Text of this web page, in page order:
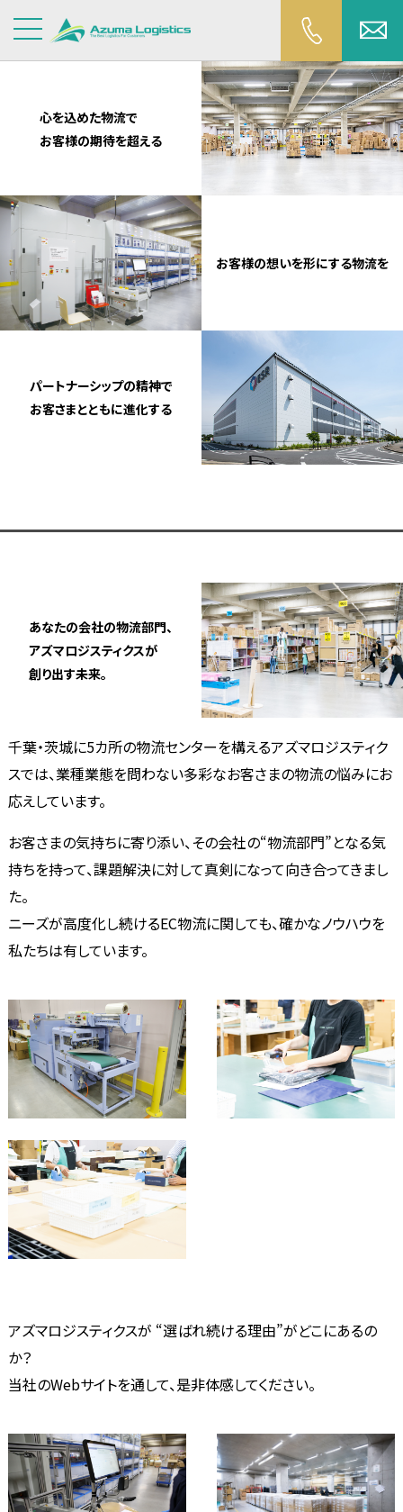
心を込めた物流で
お客様の期待を超える
お客様の想いを形にする物流を
パートナーシップの精神で
お客さまとともに進化する
あなたの会社の物流部門、
アズマロジスティクスが
創り出す未来。
千葉・茨城に5カ所の物流センターを構えるアズマロジスティク
スでは、業種業態を問わない多彩なお客さまの物流の悩みにお
応えしています。
お客さまの気持ちに寄り添い、その会社の“物流部門”となる気
持ちを持って、課題解決に対して真剣になって向き合ってきまし
た。
ニーズが高度化し続けるEC物流に関しても、確かなノウハウを
私たちは有しています。
アズマロジスティクスが “選ばれ続ける理由”がどこにあるの
か？
当社のWebサイトを通して、是非体感してください。